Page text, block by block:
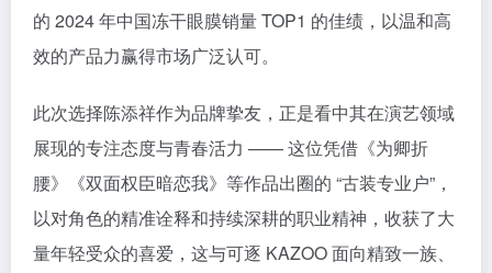
的 2024 年中国冻干眼膜销量 TOP1 的佳绩，以温和高
效的产品力赢得市场广泛认可。
此次选择陈添祥作为品牌挚友，正是看中其在演艺领域
展现的专注态度与青春活力 —— 这位凭借《为卿折
腰》《双面权臣暗恋我》等作品出圈的 “古装专业户”，
以对角色的精准诠释和持续深耕的职业精神，收获了大
量年轻受众的喜爱，这与可逐 KAZOO 面向精致一族、